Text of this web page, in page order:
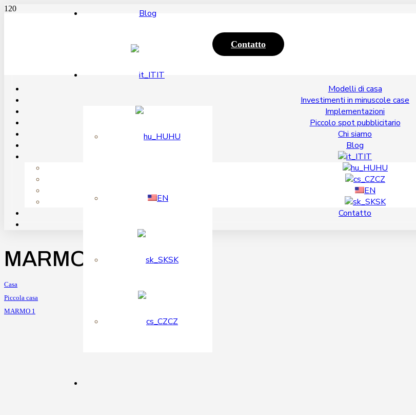
Blog
IT
HU
EN
SK
CZ
Contatto
Modelli di casa
Investimenti in minuscole case
Implementazioni
Piccolo spot pubblicitario
Chi siamo
Blog
IT
HU
CZ
EN
SK
Contatto
MARMO 1
Casa
Piccola casa
MARMO 1